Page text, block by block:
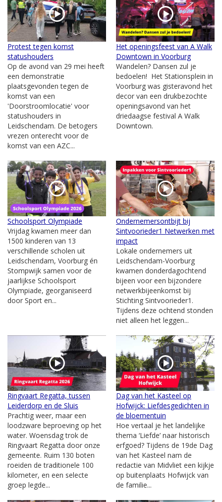
Protest tegen komst
statushouders
Op de avond van 29 mei heeft
een demonstratie
plaatsgevonden tegen de
komst van een
'Doorstroomlocatie' voor
statushouders in
Leidschendam. De betogers
vrezen onterecht voor de
komst van een AZC...
Het openingsfeest van A Walk
Downtown in Voorburg
Wandelen? Dansen zul je
bedoelen! Het Stationsplein in
Voorburg was gisteravond het
decor van een drukbezochte
openingsavond van het
driedaagse festival A Walk
Downtown.
Schoolsport Olympiade
Vrijdag kwamen meer dan
1500 kinderen van 13
verschillende scholen uit
Leidschendam, Voorburg én
Stompwijk samen voor de
jaarlijkse Schoolsport
Olympiade, georganiseerd
door Sport en...
Ondernemersontbijt bij
Sintvoorieder1 Netwerken met
impact
Lokale ondernemers uit
Leidschendam-Voorburg
kwamen donderdagochtend
bijeen voor een bijzondere
netwerkbijeenkomst bij
Stichting Sintvoorieder1.
Tijdens deze ochtend stonden
niet alleen het leggen...
Ringvaart Regatta, tussen
Leiderdorp en de Sluis
Prachtig weer, maar een
loodzware beproeving op het
water. Woensdag trok de
Ringvaart Regatta door onze
gemeente. Ruim 130 boten
roeiden de traditionele 100
kilometer, en een selecte
groep legde...
Dag van het Kasteel op
Hofwijck: Liefdesgedichten in
de bloementuin
Hoe vertaal je het landelijke
thema ‘Liefde’ naar historisch
erfgoed? Tijdens de 19de Dag
van het Kasteel nam de
redactie van Midvliet een kijkje
op buitenplaats Hofwijck van
de familie...